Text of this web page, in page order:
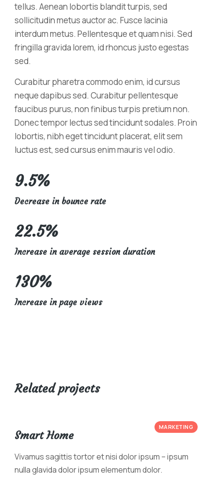
tellus. Aenean lobortis blandit turpis, sed
sollicitudin metus auctor ac. Fusce lacinia
interdum metus. Pellentesque et quam nisi. Sed
fringilla gravida lorem, id rhoncus justo egestas
sed.
Curabitur pharetra commodo enim, id cursus
neque dapibus sed. Curabitur pellentesque
faucibus purus, non finibus turpis pretium non.
Donec tempor lectus sed tincidunt sodales. Proin
lobortis, nibh eget tincidunt placerat, elit sem
luctus est, sed cursus enim mauris vel odio.
9.5%
Decrease in bounce rate
22.5%
Increase in average session duration
130%
Increase in page views
Related projects
MARKETING
Smart Home
Vivamus sagittis tortor et nisi dolor ipsum – ipsum
nulla glavida dolor ipsum elementum dolor.